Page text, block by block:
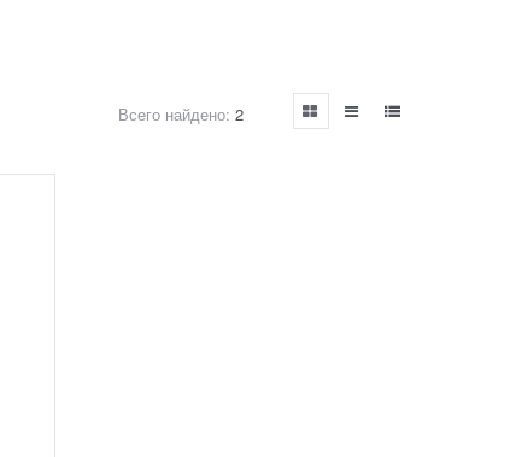
Всего найдено: 2